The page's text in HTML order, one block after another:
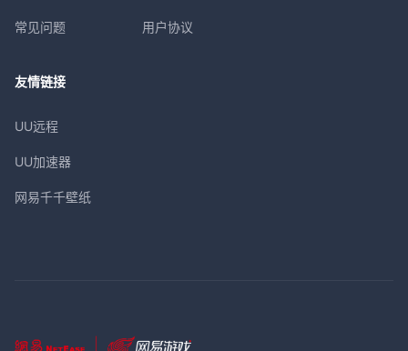
常见问题 用户协议
友情链接
UU远程
UU加速器
网易千千壁纸